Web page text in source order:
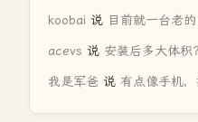
koobai 说 目前就一台老
acevs 说 安装后多大体积？
我是军爸 说 有点像手机